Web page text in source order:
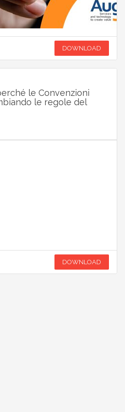
DOWNLOAD
le Convenzioni
le regole del
DOWNLOAD